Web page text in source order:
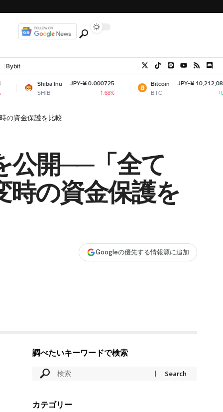
Bybit
Inu
JPY-¥ 0.000725
Bitcoin
BTC
JPY-¥ 10,212,081.78
の資金保護を比較
公開──「全て
時の資金保護を
Googleの優先する情報源に追加
調べたいキーワードで検索
カテゴリー